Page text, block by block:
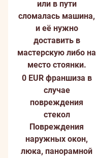
или в пути
сломалась машина,
и её нужно
доставить в
мастерскую либо на
место стоянки.
0 EUR франшиза в
случае
повреждения
стекол
Повреждения
наружных окон,
люка, панорамной